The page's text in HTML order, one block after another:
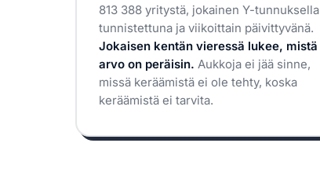
813 388 yritystä, jokainen Y-tunnuksella
tunnistettuna ja viikoittain päivittyvänä.
Jokaisen kentän vieressä lukee, mistä
arvo on peräisin. Aukkoja ei jää sinne,
missä keräämistä ei ole tehty, koska
keräämistä ei tarvita.